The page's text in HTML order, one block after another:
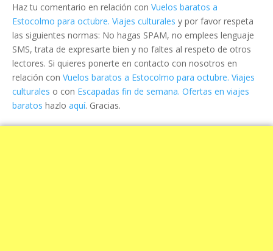
Haz tu comentario en relación con Vuelos baratos a
Estocolmo para octubre. Viajes culturales y por favor respeta
las siguientes normas: No hagas SPAM, no emplees lenguaje
SMS, trata de expresarte bien y no faltes al respeto de otros
lectores. Si quieres ponerte en contacto con nosotros en
relación con Vuelos baratos a Estocolmo para octubre. Viajes
culturales o con Escapadas fin de semana. Ofertas en viajes
baratos hazlo aquí. Gracias.